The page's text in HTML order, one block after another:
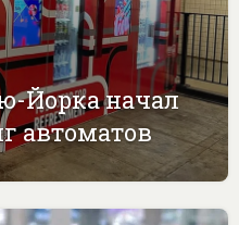
Йорка начал
автоматов